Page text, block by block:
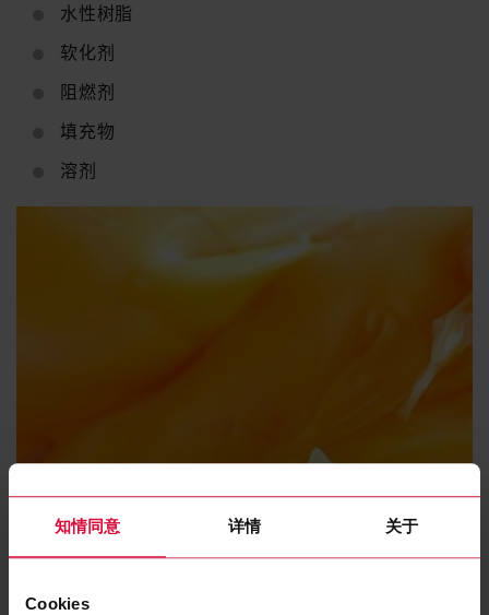
知情同意 详情 关于
Cookies
水性树脂
软化剂
阻燃剂
填充物
溶剂